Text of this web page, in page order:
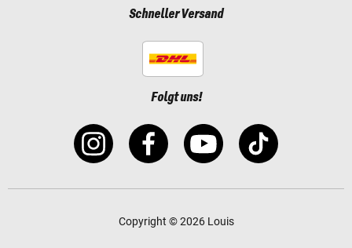
Schneller Versand
Folgt uns!
Copyright © 2026 Louis